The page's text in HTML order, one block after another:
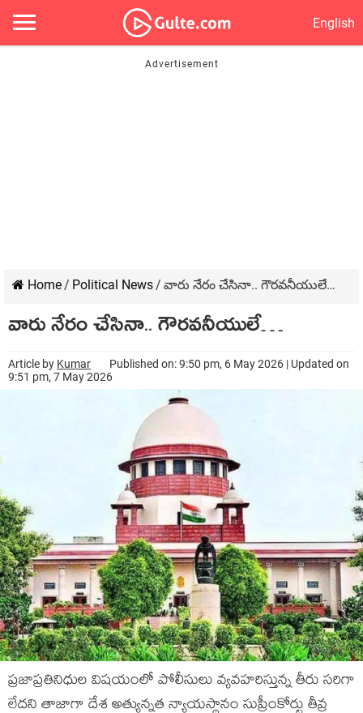
English
Home/ Political News/ వారు నేరం చేసినా.. గౌర‌వ‌నీయులే…
వారు నేరం చేసినా.. గౌర‌వ‌నీయులే…
Article by Kumar
Published on: 9:50 pm, 6 May 2026 | Updated on
9:51 pm, 7 May 2026
ప్ర‌జాప్ర‌తినిధుల విష‌యంలో పోలీసులు వ్య‌వ‌హ‌రిస్తున్న తీరు స‌రిగా
లేద‌ని తాజాగా దేశ అత్యున్న‌త న్యాయ‌స్థానం సుప్రీంకోర్టు తీవ్ర